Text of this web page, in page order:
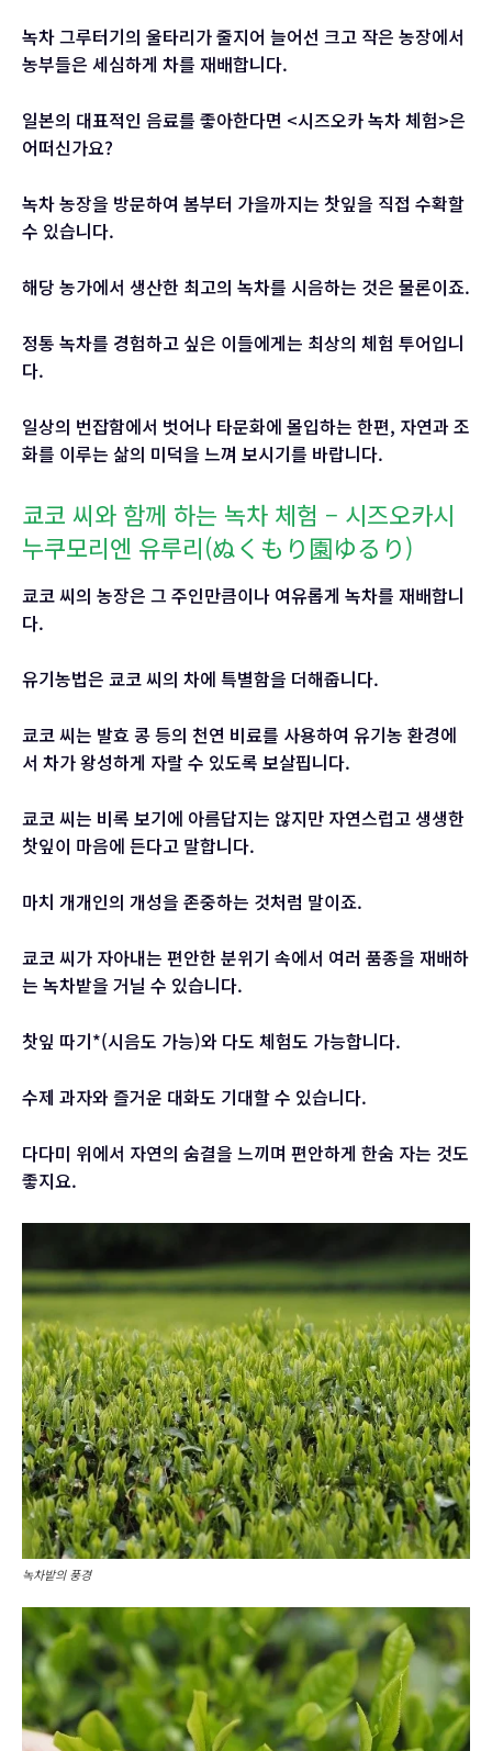
녹차 그루터기의 울타리가 줄지어 늘어선 크고 작은 농장에서
농부들은 세심하게 차를 재배합니다.
일본의 대표적인 음료를 좋아한다면 <시즈오카 녹차 체험>은
어떠신가요?
녹차 농장을 방문하여 봄부터 가을까지는 찻잎을 직접 수확할
수 있습니다.
해당 농가에서 생산한 최고의 녹차를 시음하는 것은 물론이죠.
정통 녹차를 경험하고 싶은 이들에게는 최상의 체험 투어입니
다.
일상의 번잡함에서 벗어나 타문화에 몰입하는 한편, 자연과 조
화를 이루는 삶의 미덕을 느껴 보시기를 바랍니다.
쿄코 씨와 함께 하는 녹차 체험 – 시즈오카시
누쿠모리엔 유루리(ぬくもり園ゆるり)
쿄코 씨의 농장은 그 주인만큼이나 여유롭게 녹차를 재배합니
다.
유기농법은 쿄코 씨의 차에 특별함을 더해줍니다.
쿄코 씨는 발효 콩 등의 천연 비료를 사용하여 유기농 환경에
서 차가 왕성하게 자랄 수 있도록 보살핍니다.
쿄코 씨는 비록 보기에 아름답지는 않지만 자연스럽고 생생한
찻잎이 마음에 든다고 말합니다.
마치 개개인의 개성을 존중하는 것처럼 말이죠.
쿄코 씨가 자아내는 편안한 분위기 속에서 여러 품종을 재배하
는 녹차밭을 거닐 수 있습니다.
찻잎 따기*(시음도 가능)와 다도 체험도 가능합니다.
수제 과자와 즐거운 대화도 기대할 수 있습니다.
다다미 위에서 자연의 숨결을 느끼며 편안하게 한숨 자는 것도
좋지요.
녹차밭의 풍경